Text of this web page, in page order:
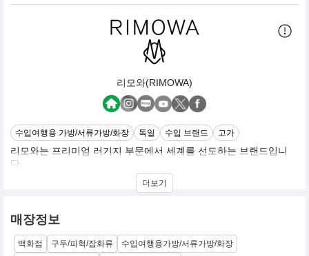
리모와(RIMOWA)
수입여행용 가방/서류가방/화장 독일 수입 브랜드 고가
리모와는 프리미엄 러기지 부문에서 세계를 선도하는 브랜드입니
다.
1898년부터 독일 쾰른에서 시작되어, 품질과 혁신을 핵심 가치로 삼
1920년대, 항공기에서 영감을 받아 알루미늄 소재를 적용한 수트케
이스 선보이며 일대 혁신을 불러일으켰으며, 브랜드의 아이콘인 그
루브 알루미늄 디자인을 탄생시켰습니다.
더보기
매장정보
백화점 구두/피혁/잡화류
수입여행용가방/서류가방/화장